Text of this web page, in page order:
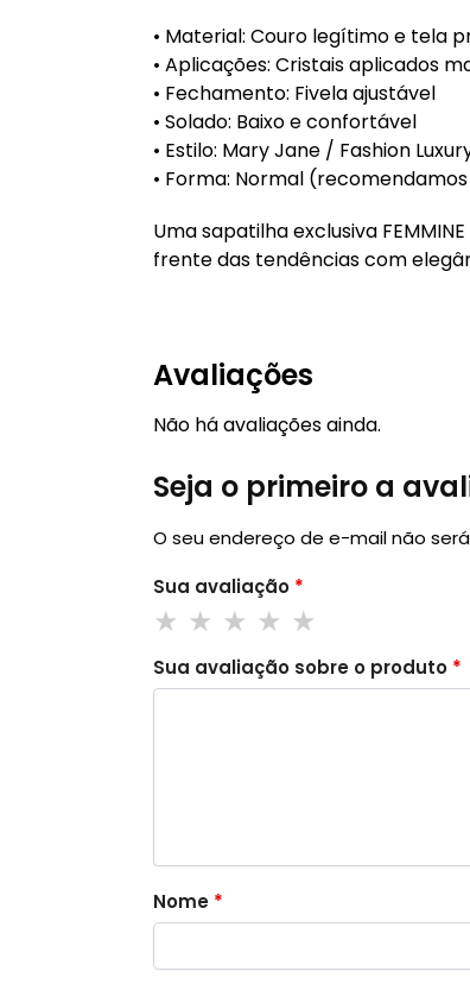
• Material: Couro legítimo e tela
• Aplicações: Cristais aplicados
• Fechamento: Fivela ajustável
• Solado: Baixo e confortável
• Estilo: Mary Jane / Fashion
• Forma: Normal
Uma sapatilha exclusiva
frente das tendências com
Avaliações
Não há avaliações ainda.
Seja o primeiro a
O seu endereço de e-mail não
Sua avaliação *
Sua avaliação sobre o produto *
Nome *